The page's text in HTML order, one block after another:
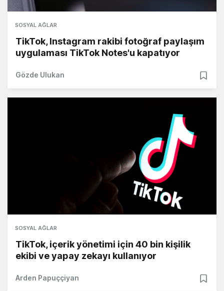
SOSYAL AĞLAR
TikTok, Instagram rakibi fotoğraf paylaşım
uygulaması TikTok Notes'u kapatıyor
Gözde Ulukan
SOSYAL AĞLAR
TikTok, içerik yönetimi için 40 bin kişilik
ekibi ve yapay zekayı kullanıyor
Arden Papuççiyan